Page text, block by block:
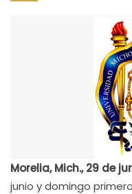
Morelia, Mich., 29 de
junio y domingo